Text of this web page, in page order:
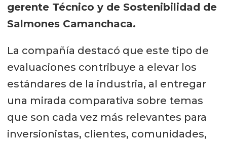
gerente Técnico y de Sostenibilidad de
Salmones Camanchaca.
La compañía destacó que este tipo de
evaluaciones contribuye a elevar los
estándares de la industria, al entregar
una mirada comparativa sobre temas
que son cada vez más relevantes para
inversionistas, clientes, comunidades,